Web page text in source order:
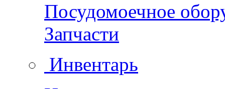
Посудомоечное
Запчасти
Инвентарь